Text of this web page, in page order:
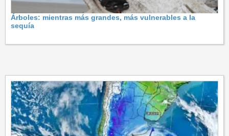
Árboles: mientras más grandes, más vulnerables a la
sequía